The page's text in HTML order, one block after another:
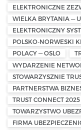
ELEKTRONICZNE
WIELKA BRYTANIA —
ELEKTRONICZNY
POLSKO-NORWESKI
POLACY — OSLO
WYDARZENIE
STOWARZYSZNIE
PARTNERSTWA
TRUST CONNECT 2025
TOWARZYSTWO
FIRMA